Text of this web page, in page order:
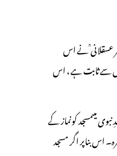
عسقلانی ؒ نے اس
روایتوں سے ثابت ہے ، اس
میںمسجد کونماز کے
اس بناپر اگر مسجد